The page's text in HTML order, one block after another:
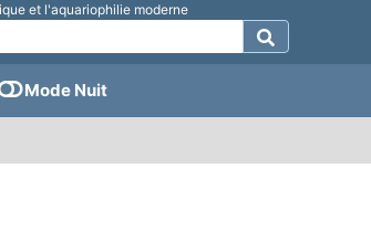
et l'aquariophilie moderne
Mode Nuit